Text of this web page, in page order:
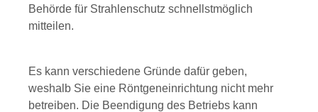
Behörde für Strahlenschutz schnellstmöglich
mitteilen.
Es kann verschiedene Gründe dafür geben,
weshalb Sie eine Röntgeneinrichtung nicht mehr
betreiben. Die Beendigung des Betriebs kann